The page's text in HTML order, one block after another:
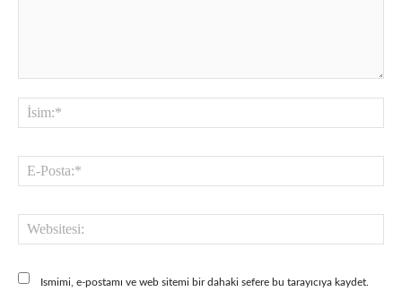
Ismimi, e-postamı ve web sitemi bir dahaki sefere bu tarayıcıya kaydet.